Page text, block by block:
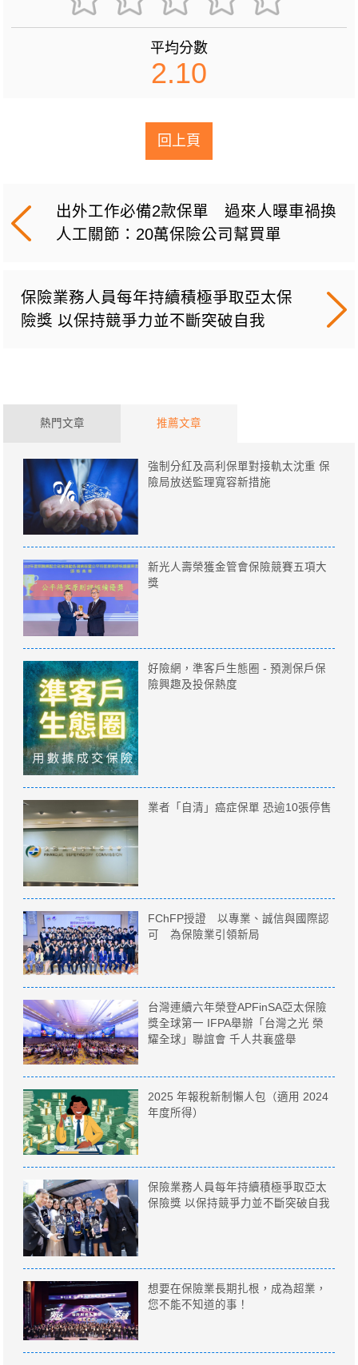
平均分數
2.10
回上頁
出外工作必備2款保單 過來人曝車禍換
人工關節：20萬保險公司幫買單
保險業務人員每年持續積極爭取亞太保
險獎 以保持競爭力並不斷突破自我
熱門文章 推薦文章
強制分紅及高利保單對接軌太沈重 保
險局放送監理寬容新措施
新光人壽榮獲金管會保險競賽五項大
獎
好險網，準客戶生態圈 - 預測保戶保
險興趣及投保熱度
業者「自清」癌症保單 恐逾10張停售
FChFP授證 以專業、誠信與國際認
可 為保險業引領新局
台灣連續六年榮登APFinSA亞太保險
獎全球第一 IFPA舉辦「台灣之光 榮
耀全球」聯誼會 千人共襄盛舉
2025 年報稅新制懶人包（適用 2024
年度所得）
保險業務人員每年持續積極爭取亞太
保險獎 以保持競爭力並不斷突破自我
想要在保險業長期扎根，成為超業，
您不能不知道的事！